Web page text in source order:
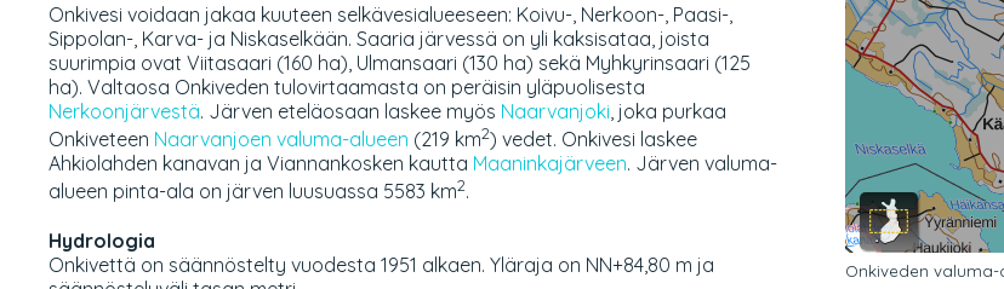
Onkivesi voidaan jakaa kuuteen selkävesialueeseen: Koivu-, Nerkoon-, Paasi-,
Sippolan-, Karva- ja Niskaselkään. Saaria järvessä on yli kaksisataa, joista
suurimpia ovat Viitasaari (160 ha), Ulmansaari (130 ha) sekä Myhkyrinsaari (125
ha). Valtaosa Onkiveden tulovirtaamasta on peräisin yläpuolisesta
Nerkoonjärvestä. Järven eteläosaan laskee myös Naarvanjoki , joka purkaa
Onkiveteen Naarvanjoen valuma-alueen (219 km2) vedet. Onkivesi laskee
Ahkiolahden kanavan ja Viannankosken kautta Maaninkajärveen. Järven valuma-
alueen pinta-ala on järven luusuassa 5583 km2.
Hydrologia
Onkivettä on säännöstelty vuodesta 1951 alkaen. Yläraja on NN+84,80 m ja
Onkiveden